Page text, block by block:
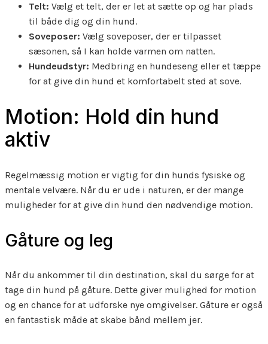
Telt: Vælg et telt, der er let at sætte op og har plads
til både dig og din hund.
Soveposer: Vælg soveposer, der er tilpasset
sæsonen, så I kan holde varmen om natten.
Hundeudstyr: Medbring en hundeseng eller et tæppe
for at give din hund et komfortabelt sted at sove.
Motion: Hold din hund
aktiv
Regelmæssig motion er vigtig for din hunds fysiske og
mentale velvære. Når du er ude i naturen, er der mange
muligheder for at give din hund den nødvendige motion.
Gåture og leg
Når du ankommer til din destination, skal du sørge for at
tage din hund på gåture. Dette giver mulighed for motion
og en chance for at udforske nye omgivelser. Gåture er også
en fantastisk måde at skabe bånd mellem jer.